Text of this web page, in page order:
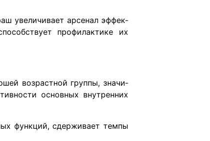
увеличивает арсенал эффек­
профилактике их
возрастной группы, значи­
основных внутренних
функций, сдерживает тем­пы